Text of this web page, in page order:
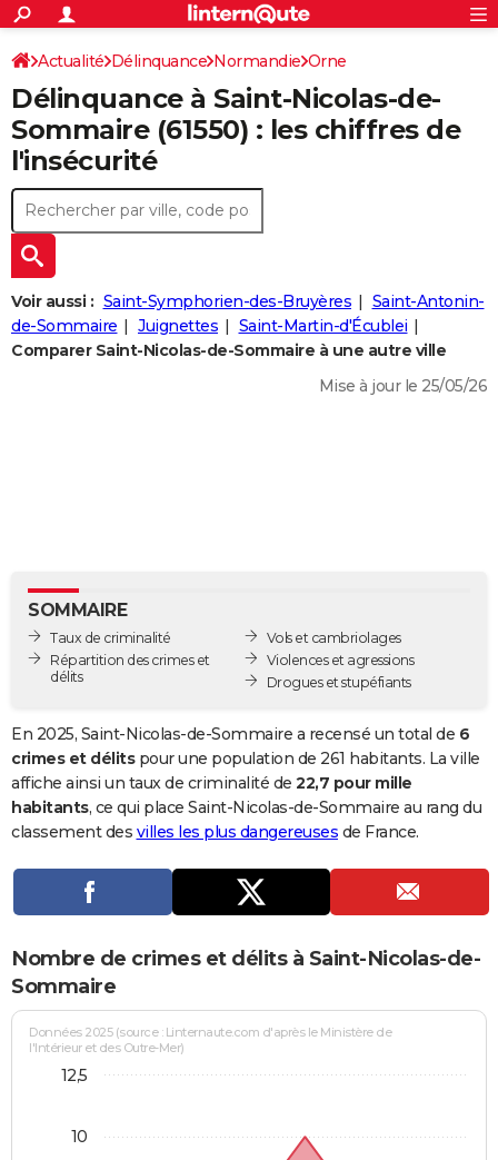
ACTUALITÉS
Politique
Société
Faits Divers
Education
Monde
Villes
+
SPORT
Coupe du monde 2026
Football
Tennis
Cyclisme
Rugby
Forum
Programme TV
TNT
Streaming
Cinéma
Sorties cinéma
Musique
+FINANCE
Retraite
Impôts
Epargne
Immobilier
Risques naturels par ville
Banque
Assurance
CréditAUTO
Essais
Réserver un essai
Citadines
Berlines
SUV
Forum auto
+HIGH-TECH
Mobiles
Meilleur smartphone
Internet
Ordinateurs
Jeux vidéo
Guide high-tech
+
BRICOLAGE
Forum
Aménagement intérieur
Extérieur
Cuisine
Salle de bains
Jardinage
Rangement
+WEEK-END
BONS PLANS
CARTE DE VOEUX
Dictionnaire
Biographies
Citations
Expressions
Proverbes
PROGRAMME TV
S'inscrire
Se connecter
Lycées
Collèges
Primaires
Universités
Entreprises
Service militaire
Avis de recherche
AVIS DE DÉCÈS
S'inscrire
Connexion
Actualité Délinquance Normandie Orne
Saint-Nicolas-de-Sommaire
Délinquance à Saint-Nicolas-de-
Sommaire(61550) : les chiffres de
l'insécurité
Voir aussi : Saint-Symphorien-des-Bruyères
Saint-Antonin-
de-Sommaire
Juignettes
Saint-Martin-d'Écublei
Comparer Saint-Nicolas-de-Sommaire à une autre ville
Mise à jour le 25/05/26
SOMMAIRE
Taux de criminalité
Répartition des crimes et
délits
Vols et cambriolages
Violences et agressions
Drogues et stupéfiants
En 2025, Saint-Nicolas-de-Sommaire a recensé un total de 6
crimes et délitspour une population de 261 habitants. La ville
affiche ainsi un taux de criminalité de 22,7 pour mille
habitants, ce qui place Saint-Nicolas-de-Sommaire au rang du
classement des villes les plus dangereuses de France.
Nombre de crimes et délits à Saint-Nicolas-de-
Sommaire
Données 2025 (source : Linternaute.com d'après le Ministère de
l'Intérieur et des Outre-Mer)
10
12,5